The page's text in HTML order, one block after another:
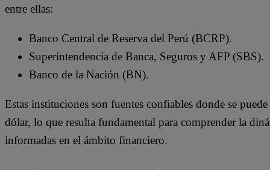
entre ellas:
Banco Central de Reserva del Perú (BCRP).
Superintendencia de Banca, Seguros y AFP (SBS).
Banco de la Nación (BN).
Estas instituciones son fuentes confiables donde se
dólar, lo que resulta fundamental para comprender la
informadas en el ámbito financiero.